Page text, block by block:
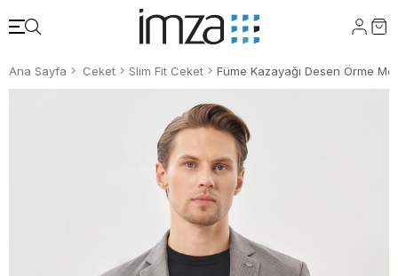
Ana Sayfa Ceket Slim Fit Ceket